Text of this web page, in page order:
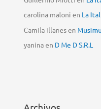
carolina maloni en La
Camila illanesen
yaninaen D Me D S.R.L